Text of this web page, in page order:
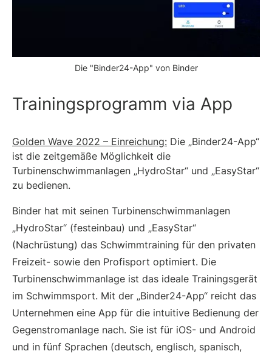
Die "Binder24-App" von Binder
Trainingsprogramm via App
Golden Wave 2022 – Einreichung: Die „Binder24-App“
ist die zeitgemäße Möglichkeit die
Turbinenschwimmanlagen „HydroStar“ und „EasyStar“
zu bedienen.
Binder hat mit seinen Turbinenschwimmanlagen
„HydroStar“ (festeinbau) und „EasyStar“
(Nachrüstung) das Schwimmtraining für den privaten
Freizeit- sowie den Profisport optimiert. Die
Turbinenschwimmanlage ist das ideale Trainingsgerät
im Schwimmsport. Mit der „Binder24-App“ reicht das
Unternehmen eine App für die intuitive Bedienung der
Gegenstromanlage nach. Sie ist für iOS- und Android
und in fünf Sprachen (deutsch, englisch, spanisch,